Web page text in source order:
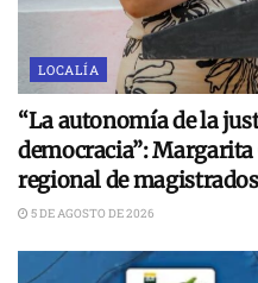
LOCALÍA
“La autonomía de la
democracia”: Margarita
regional de magistrados
5 DE AGOSTO DE 2026